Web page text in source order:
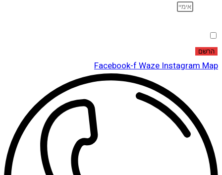
הרשם
Facebook-f Waze Instagram Map